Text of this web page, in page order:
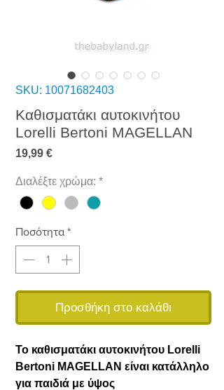
SKU: 10071682403
Καθισματάκι αυτοκινήτου
Lorelli Bertoni MAGELLAN
19,99 €Τιμή
Διαλέξτε χρώμα: *
Ποσότητα *
Προσθήκη στο καλάθι
Το καθισματάκι αυτοκινήτου Lorelli
Bertoni MAGELLAN είναι κατάλληλο
για παιδιά με ύψος